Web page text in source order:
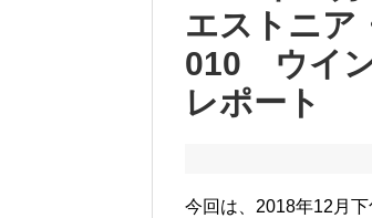
エストニ
010 ウイ
レポート
今回は、2018年12月